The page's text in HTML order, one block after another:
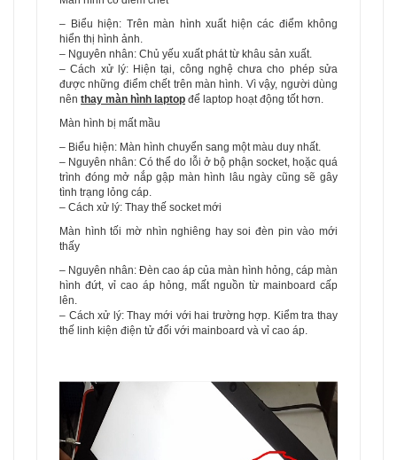
– Biểu hiện: Trên màn hình xuất hiện các điểm không
hiển thị hình ảnh.
– Nguyên nhân: Chủ yếu xuất phát từ khâu sản xuất.
– Cách xử lý: Hiện tại, công nghệ chưa cho phép sửa
được những điểm chết trên màn hình. Vì vậy, người dùng
nên thay màn hình laptop để laptop hoạt động tốt hơn.
Màn hình bị mất mầu
– Biểu hiện: Màn hình chuyển sang một màu duy nhất.
– Nguyên nhân: Có thể do lỗi ở bộ phận socket, hoặc quá
trình đóng mở nắp gập màn hình lâu ngày cũng sẽ gây
tình trạng lỏng cáp.
– Cách xử lý: Thay thế socket mới
Màn hình tối mờ nhìn nghiêng hay soi đèn pin vào mới
thấy
– Nguyên nhân: Đèn cao áp của màn hình hỏng, cáp màn
hình đứt, vỉ cao áp hỏng, mất nguồn từ mainboard cấp
lên.
– Cách xử lý: Thay mới với hai trường hợp. Kiểm tra thay
thế linh kiện điện tử đối với mainboard và vỉ cao áp.